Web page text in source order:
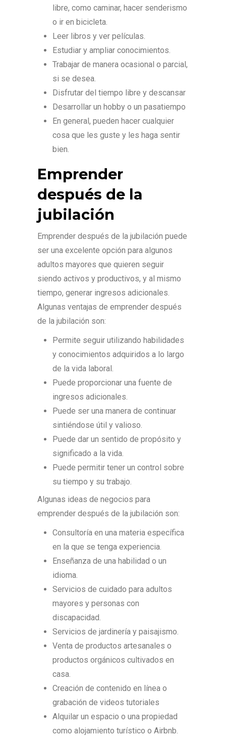
libre, como caminar, hacer senderismo
o ir en bicicleta.
Leer libros y ver películas.
Estudiar y ampliar conocimientos.
Trabajar de manera ocasional o parcial,
si se desea.
Disfrutar del tiempo libre y descansar
Desarrollar un hobby o un pasatiempo
En general, pueden hacer cualquier
cosa que les guste y les haga sentir
bien.
Emprender
después de la
jubilación
Emprender después de la jubilación puede
ser una excelente opción para algunos
adultos mayores que quieren seguir
siendo activos y productivos, y al mismo
tiempo, generar ingresos adicionales.
Algunas ventajas de emprender después
de la jubilación son:
Permite seguir utilizando habilidades
y conocimientos adquiridos a lo largo
de la vida laboral.
Puede proporcionar una fuente de
ingresos adicionales.
Puede ser una manera de continuar
sintiéndose útil y valioso.
Puede dar un sentido de propósito y
significado a la vida.
Puede permitir tener un control sobre
su tiempo y su trabajo.
Algunas ideas de negocios para
emprender después de la jubilación son:
Consultoría en una materia específica
en la que se tenga experiencia.
Enseñanza de una habilidad o un
idioma.
Servicios de cuidado para adultos
mayores y personas con
discapacidad.
Servicios de jardinería y paisajismo.
Venta de productos artesanales o
productos orgánicos cultivados en
casa.
Creación de contenido en línea o
grabación de videos tutoriales
Alquilar un espacio o una propiedad
como alojamiento turístico o Airbnb.